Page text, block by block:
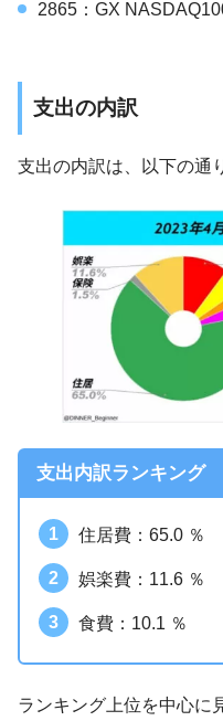
2865：GX
支出の内訳
支出の内訳は、以下の通
支出内訳ランキング
住居費：65.0 ％
娯楽費：11.6 ％
食費：10.1 ％
ランキング上位を中心に